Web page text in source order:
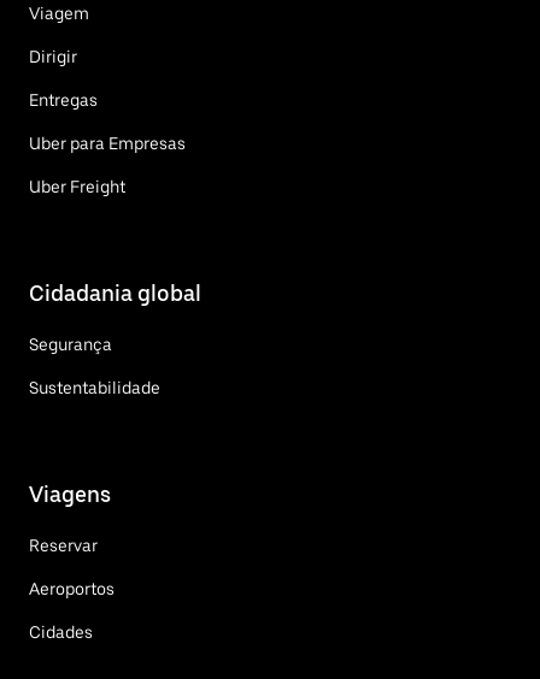
Viagem
Dirigir
Entregas
Uber para Empresas
Uber Freight
Cidadania global
Segurança
Sustentabilidade
Viagens
Reservar
Aeroportos
Cidades